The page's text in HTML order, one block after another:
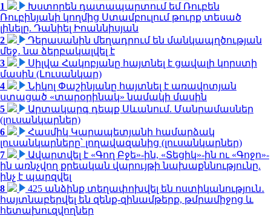
1
Խստորեն դատապարտում եմ Ռուբեն
Ռուբինյանի կողմից Ստամբուլում թուրք տեսած
լինելը. Դանիել Իոաննիսյան
2
Դերասանին մեղադրում են մանկապղծության
մեջ․ նա ձերբակալվել է
3
Սիլվա Հակոբյանը հայտնել է ցավալի կորստի
մասին (Լուսանկար)
4
Նիկոլ Փաշինյանը հայտնել է առավոտյան
ստացած «տարօրինակ» նամակի մասին
5
Արտակարգ դեպք Սևանում. Մանրամասներ
(լուսանկարներ)
6
Հասմիկ Կարապետյանի համարձակ
լուսանկարները՝ լողավազանից (լուսանկարներ)
7
Ավարտվել է «Գող Բջե»-ին, «Տեցիկ»-ին ու «Գոջո»-
ին առնչվող քրեական վարույթի նախաքննությունը.
ինչ է պարզվել
8
425 անձինք տեղափոխվել են ոստիկանություն․
հայտնաբերվել են զենք-զինամթերք, թմրամիջոց և
հետախուզվողներ